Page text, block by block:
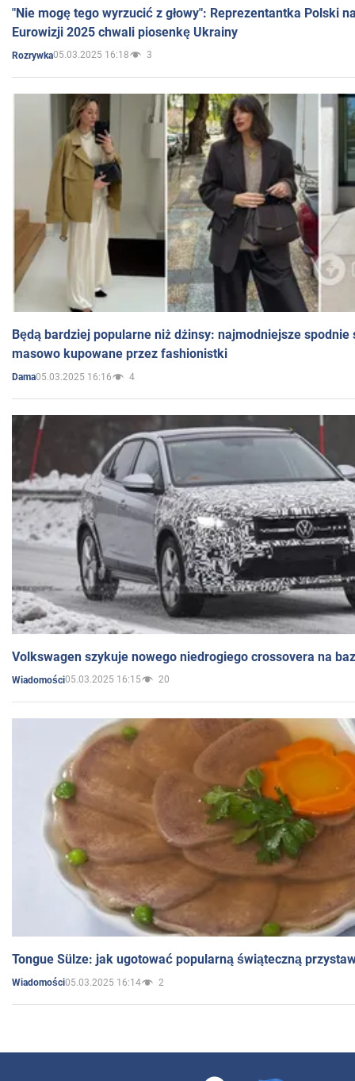
"Nie mogę tego wyrzucić z głowy": Reprezentantka Polski
Eurowizji 2025 chwali piosenkę Ukrainy
Rozrywka05.03.2025 16:18 3
Będą bardziej popularne niż dżinsy: najmodniejsze spodnie
masowo kupowane przez fashionistki
Dama05.03.2025 16:16 4
Volkswagen szykuje nowego niedrogiego crossovera na
Wiadomości05.03.2025 16:15 20
Tongue Sülze: jak ugotować popularną świąteczną
Wiadomości05.03.2025 16:14 2